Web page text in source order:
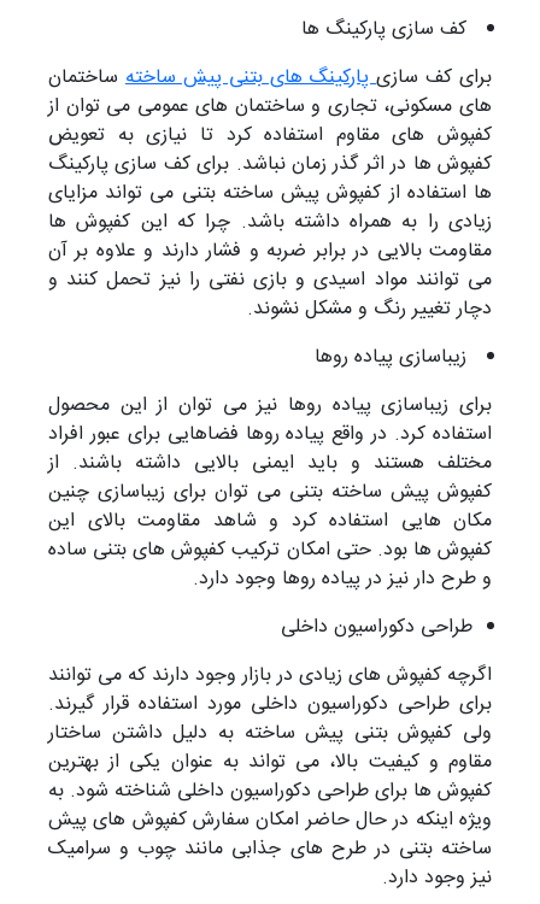
کف سازی پارکینگ ها
برای کف سازیپارکینگ های بتنی پیش ساختهساختمان
های مسکونی، تجاری و ساختمان های عمومی می توان از
کفپوش های مقاوم استفاده کرد تا نیازی به تعویض
کفپوش ها در اثر گذر زمان نباشد. برای کف سازی پارکینگ
ها استفاده از کفپوش پیش ساخته بتنی می تواند مزایای
زیادی را به همراه داشته باشد. چرا که این کفپوش ها
مقاومت بالایی در برابر ضربه و فشار دارند و علاوه بر آن
می توانند مواد اسیدی و بازی نفتی را نیز تحمل کنند و
دچار تغییر رنگ و مشکل نشوند.
زیباسازی پیاده روها
برای زیباسازی پیاده روها نیز می توان از این محصول
استفاده کرد. در واقع پیاده روها فضاهایی برای عبور افراد
مختلف هستند و باید ایمنی بالایی داشته باشند. از
کفپوش پیش ساخته بتنی می توان برای زیباسازی چنین
مکان هایی استفاده کرد و شاهد مقاومت بالای این
کفپوش ها بود. حتی امکان ترکیب کفپوش های بتنی ساده
و طرح دار نیز در پیاده روها وجود دارد.
طراحی دکوراسیون داخلی
اگرچه کفپوش های زیادی در بازار وجود دارند که می توانند
برای طراحی دکوراسیون داخلی مورد استفاده قرار گیرند.
ولی کفپوش بتنی پیش ساخته به دلیل داشتن ساختار
مقاوم و کیفیت بالا، می تواند به عنوان یکی از بهترین
کفپوش ها برای طراحی دکوراسیون داخلی شناخته شود. به
ویژه اینکه در حال حاضر امکان سفارش کفپوش های پیش
ساخته بتنی در طرح های جذابی مانند چوب و سرامیک
نیز وجود دارد.